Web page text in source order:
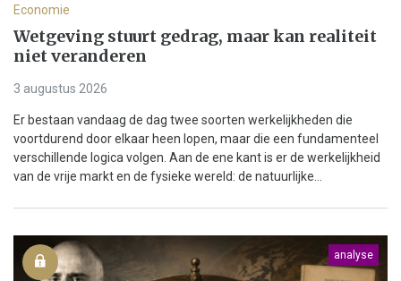
Economie
Wetgeving stuurt gedrag, maar kan realiteit
niet veranderen
3 augustus 2026
Er bestaan vandaag de dag twee soorten werkelijkheden die
voortdurend door elkaar heen lopen, maar die een fundamenteel
verschillende logica volgen. Aan de ene kant is er de werkelijkheid
van de vrije markt en de fysieke wereld: de natuurlijke...
analyse